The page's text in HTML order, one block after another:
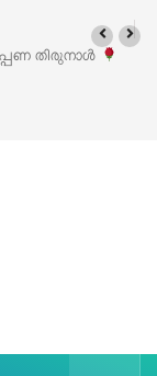
എക്സിബിഷനും